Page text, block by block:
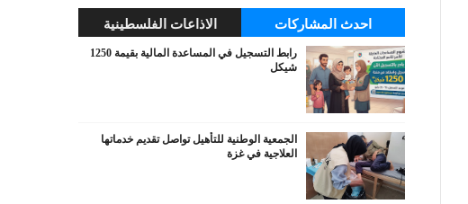
احدث المشاركات الاذاعات الفلسطينية
رابط التسجيل في المساعدة المالية بقيمة 1250
شيكل
الجمعية الوطنية للتأهيل تواصل تقديم خدماتها
العلاجية في غزة